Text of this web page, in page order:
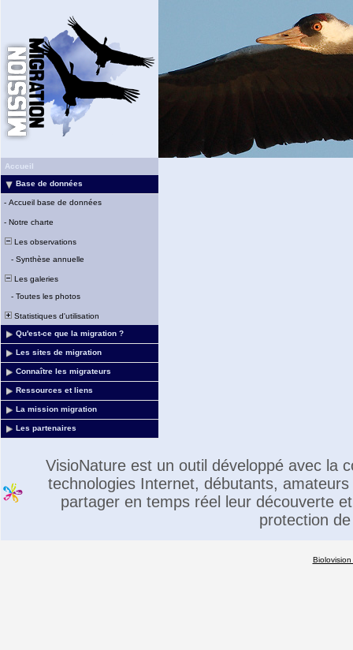
Accueil
Base de données
- Accueil base de données
- Notre charte
Les observations
- Synthèse annuelle
Les galeries
- Toutes les photos
Statistiques d'utilisation
Qu'est-ce que la migration ?
Les sites de migration
Connaître les migrateurs
Ressources et liens
La mission migration
Les partenaires
VisioNature est un outil développé avec la
technologies Internet, débutants,
partager en temps réel leur découverte
protection
Biolovision